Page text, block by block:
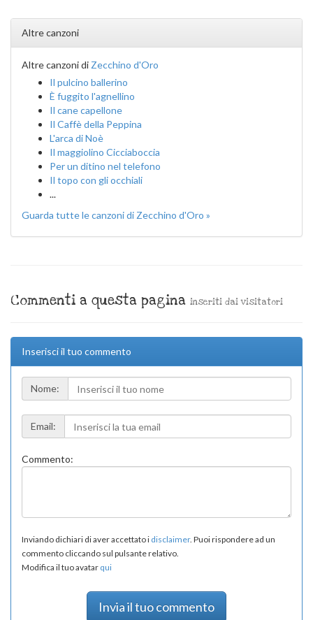
Altre canzoni
Altre canzoni di Zecchino d'Oro
Il pulcino ballerino
È fuggito l'agnellino
Il cane capellone
Il Caffè della Peppina
L'arca di Noè
Il maggiolino Cicciaboccia
Per un ditino nel telefono
Il topo con gli occhiali
...
Guarda tutte le canzoni di Zecchino d'Oro »
Commenti a questa pagina inseriti dai visitatori
Inserisci il tuo commento
Nome:
Email:
Commento:
Inviando dichiari di aver accettato i disclaimer. Puoi rispondere ad un
commento cliccando sul pulsante relativo.
Modifica il tuo avatar qui
Invia il tuo commento